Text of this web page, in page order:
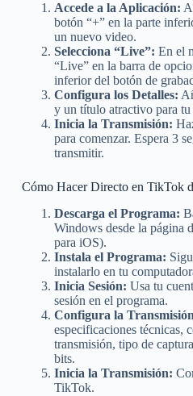
Accede a la Aplicación:
botón “+” en la parte
un nuevo video.
Selecciona “Live”: En el
“Live” en la barra de
inferior del botón de
Configura los Detalles:
y un título atractivo para tu
Inicia la Transmisión:
para comenzar. Espera 3
transmitir.
Cómo Hacer Directo en TikTok
Descarga el Programa:
Windows desde la página
para iOS).
Instala el Programa:
instalarlo en tu
Inicia Sesión: Usa tu
sesión en el programa.
Configura la
especificaciones técnicas,
transmisión, tipo de
bits.
Inicia la Transmisión:
TikTok.